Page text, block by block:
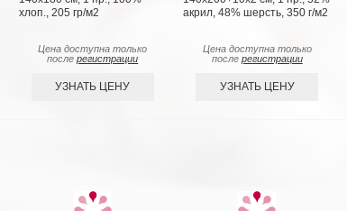
хлоп., 205 гр/м2
Цена доступна только
послерегистрации
УЗНАТЬ ЦЕНУ
акрил, 48% шерсть, 350 г/м2
Цена доступна только
после регистрации
УЗНАТЬ ЦЕНУ